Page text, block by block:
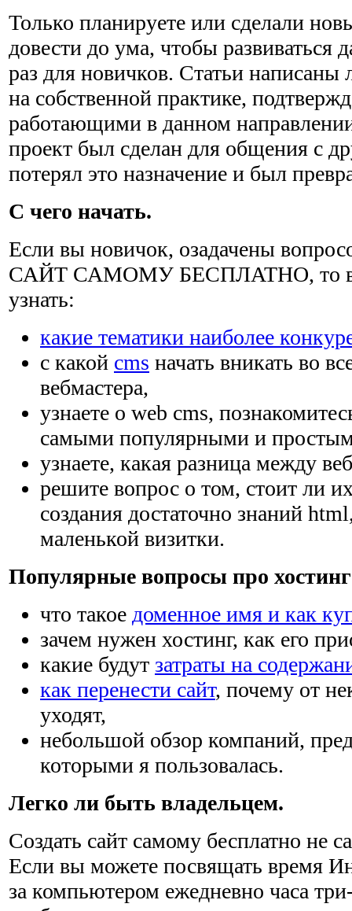
Только планируете или сделали
довести до ума, чтобы развиваться
раз для новичков. Статьи
на собственной практике,
работающими в данном
проект был сделан для общения с
потерял это назначение и был
С чего начать.
Если вы новичок, озадачены
САЙТ САМОМУ БЕСПЛАТНО, то
узнать:
какие тематики наиболее
с какой cms начать вникать во
вебмастера,
узнаете о web cms,
самыми популярными и
узнаете, какая разница между
решите вопрос о том, стоит ли
создания достаточно знаний
маленькой визитки.
Популярные вопросы про
что такое доменное имя и как
зачем нужен хостинг, как его
какие будут затраты на
как перенести сайт, почему от
уходят,
небольшой обзор компаний,
которыми я пользовалась.
Легко ли быть владельцем.
Создать сайт самому бесплатно не
Если вы можете посвящать время
за компьютером ежедневно часа